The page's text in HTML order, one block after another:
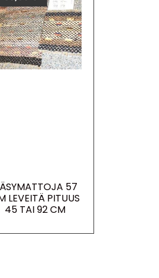
57
LEVEITÄ PITUUS
45 TAI 92 CM